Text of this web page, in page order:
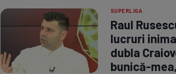
SUPERLIGA
Raul
lucruri
dubla
bunică-